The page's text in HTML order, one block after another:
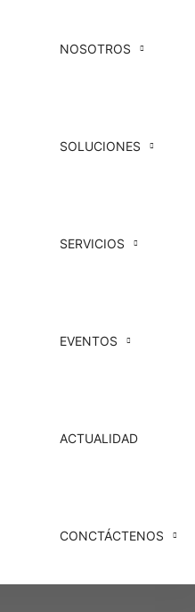
NOSOTROS
SOLUCIONES
SERVICIOS
EVENTOS
ACTUALIDAD
CONCTÁCTENOS